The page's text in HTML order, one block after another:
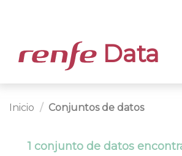
Data
Inicio Conjuntos de datos
1 conjunto de datos